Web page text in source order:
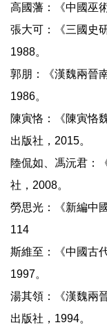
高國藩：《中國巫
張大可：《三國史
1988。
郭朋：《漢魏兩晉
1986。
陳寅恪：《陳寅恪
出版社，2015。
陸侃如、馮沅君：
社，2008。
勞思光：《新編中
114
斯維至：《中國古
1997。
湯其領：《漢魏兩
出版社，1994。